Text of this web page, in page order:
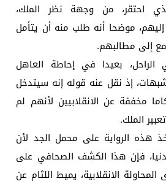
احتقر، من وجهة نظر الملك،
موضحا أنه طلب منه أن يتأمل
إلى مطالبهم.
الراحل، بعيدا في إحاطة العاهل
إذ نقل عنه قوله إنه سيتدخل
مخففة عن الانقلابيين لأنهم لم
الملك.
هذه الرواية على محمل الجد لأن
فإن هذا الكشف الصحافي على
الانقلابية، يميط اللثام عن